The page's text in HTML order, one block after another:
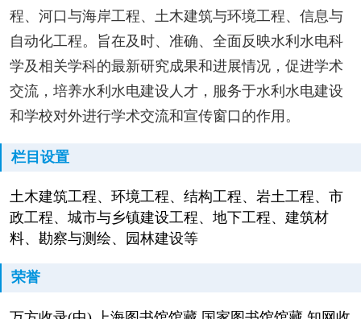
程、河口与海岸工程、土木建筑与环境工程、信息与
自动化工程。旨在及时、准确、全面反映水利水电科
学及相关学科的最新研究成果和进展情况，促进学术
交流，培养水利水电建设人才，服务于水利水电建设
和学校对外进行学术交流和宣传窗口的作用。
栏目设置
土木建筑工程、环境工程、结构工程、岩土工程、市
政工程、城市与乡镇建设工程、地下工程、建筑材
料、勘察与测绘、园林建设等
荣誉